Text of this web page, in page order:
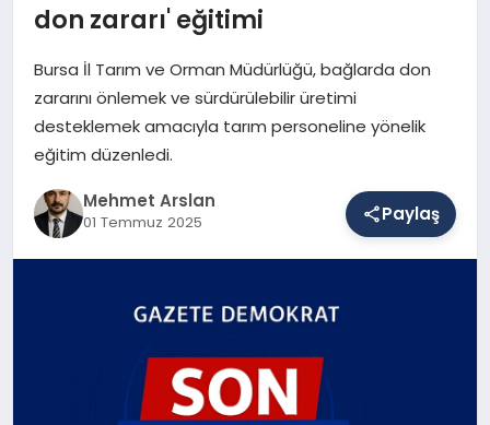
SPOR
SAĞLIK
don zararı' eğitimi
Bursa İl Tarım ve Orman Müdürlüğü, bağlarda don
zararını önlemek ve sürdürülebilir üretimi
desteklemek amacıyla tarım personeline yönelik
eğitim düzenledi.
Mehmet Arslan
01 Temmuz 2025 Paylaş